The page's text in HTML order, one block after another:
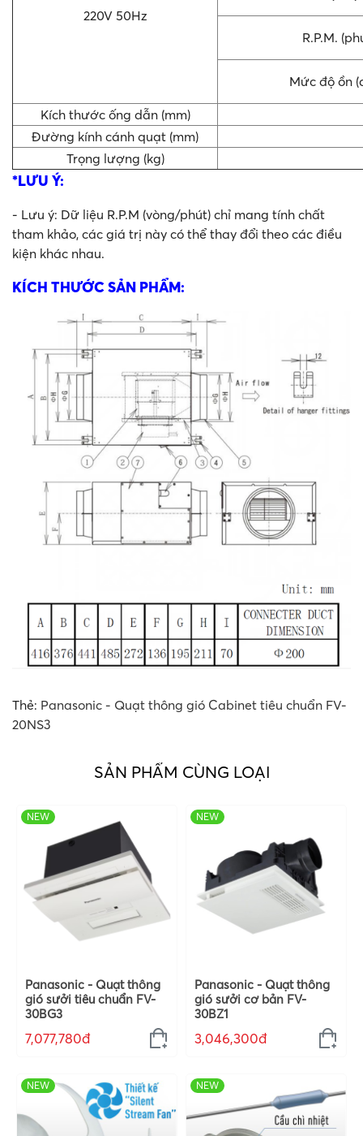
220V 50Hz
R.P.M.
Mức độ ồn
Kích thước ống dẫn (mm)
Đường kính cánh quạt (mm)
Trọng lượng (kg)
*LƯU Ý:
- Lưu ý: Dữ liệu R.P.M (vòng/phút) chỉ mang tính chất
tham khảo, các giá trị này có thể thay đổi theo các điều
kiện khác nhau.
KÍCH THƯỚC SẢN PHẨM:
Thẻ: Panasonic - Quạt thông gió Cabinet tiêu chuẩn FV-
20NS3
SẢN PHẨM CÙNG LOẠI
NEW
Panasonic - Quạt thông
gió sưởi tiêu chuẩn FV-
30BG3
7,077,780đ
NEW
Panasonic - Quạt thông
gió sưởi cơ bản FV-
30BZ1
3,046,300đ
NEW NEW